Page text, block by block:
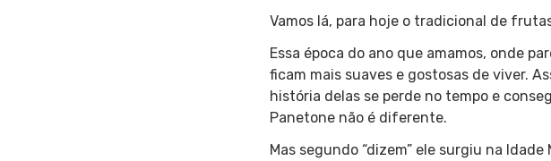
Vamos lá, para hoje o tradicional de
Essa época do ano que amamos, onde
ficam mais suaves e gostosas de viver.
história delas se perde no tempo e
Panetone não é diferente.
Mas segundo “dizem” ele surgiu na